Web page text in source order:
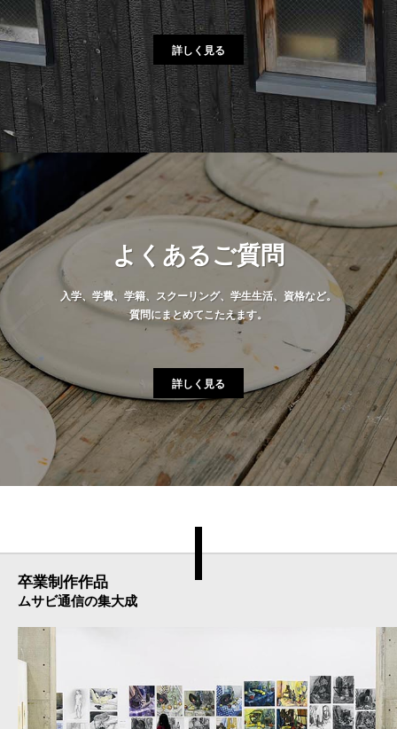
詳しく見る
よくあるご質問
入学、学費、学籍、スクーリング、学生生活、資格など。
質問にまとめてこたえます。
詳しく見る
卒業制作作品
ムサビ通信の集大成